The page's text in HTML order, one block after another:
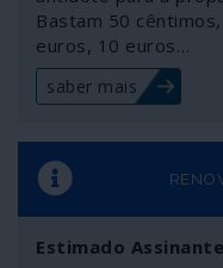
sistema sem
neoliberal.
Bastam 50
euros, 10 euros…
saber mais
Estimado Assinante